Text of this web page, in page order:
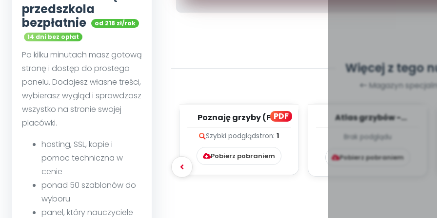
przedszkola
bezpłatnie
od 218 zł/rok
14 dni bez opłat
Po kilku minutach masz gotową
stronę i dostęp do prostego
panelu. Dodajesz własne treści,
wybierasz wygląd i sprawdzasz
wszystko na stronie swojej
placówki.
hosting, SSL, kopie i
pomoc techniczna w
cenie
ponad 50 szablonów do
wyboru
panel, który nauczyciele
Więcej z tego
Magazyn
PDF
Poznaję grzyby (PD)
Szybki podglądstron: 1
Pobierz pobraniem
Atlas grzybów -
Brak podglądu
Pobierz pobraniem